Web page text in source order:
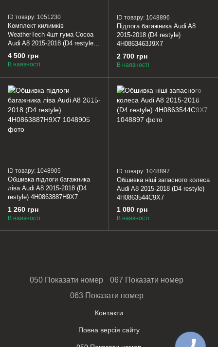
ID товару: 1051230
Комплект килимків
WeatherTech 4шт гума Cocoa
Audi A8 2015-2018 (D4 restyle)
474201
4 500 грн
В наявності
ID товару: 1048896
Підлога багажника Audi A8
2015-2018 (D4 restyle)
4H0863463J9X7
2 700 грн
В наявності
ID товару: 1048905
Обшивка підлоги багажника
ліва Audi A8 2015-2018 (D4
restyle) 4H0863887H9X7
1 260 грн
В наявності
ID товару: 1048897
Обшивка ніші запасного колеса
Audi A8 2015-2018 (D4 restyle)
4H0863544C9X7
1 080 грн
В наявності
050 Показати номер
067 Показати номер
063 Показати номер
Контакти
Повна версія сайту